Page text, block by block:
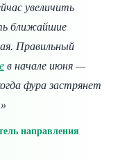
увеличить
ближайшие
Правильный
в начале июня —
фура застрянет
направления